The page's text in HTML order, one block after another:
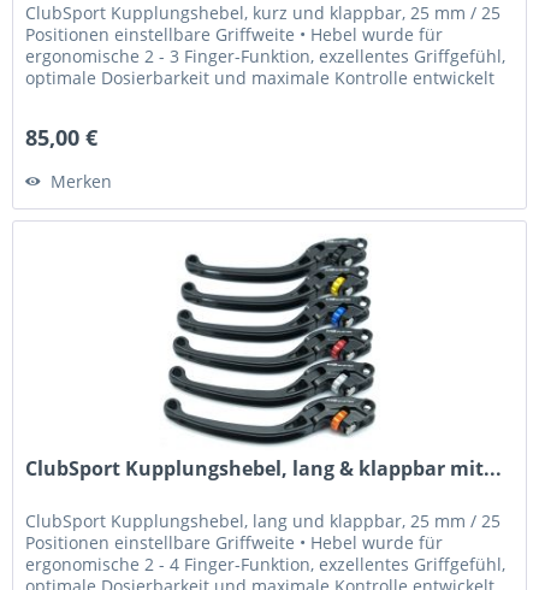
ClubSport Kupplungshebel, kurz und klappbar, 25 mm / 25
Positionen einstellbare Griffweite • Hebel wurde für
ergonomische 2 - 3 Finger-Funktion, exzellentes Griffgefühl,
optimale Dosierbarkeit und maximale Kontrolle entwickelt
85,00 €
Merken
ClubSport Kupplungshebel, lang & klappbar mit...
ClubSport Kupplungshebel, lang und klappbar, 25 mm / 25
Positionen einstellbare Griffweite • Hebel wurde für
ergonomische 2 - 4 Finger-Funktion, exzellentes Griffgefühl,